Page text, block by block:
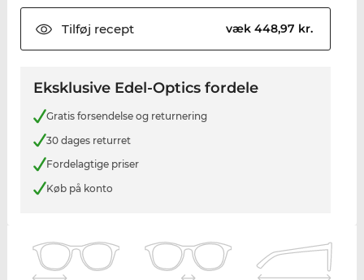
Tilføj recept væk 448,97 kr.
Eksklusive Edel-Optics fordele
Gratis forsendelse og returnering
30 dages returret
Fordelagtige priser
Køb på konto